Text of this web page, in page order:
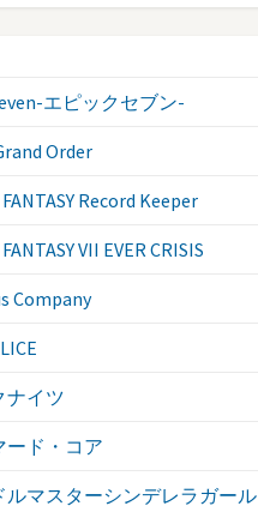
エピックセブン-
Order
Record Keeper
VII EVER CRISIS
Company
ナイツ
ード・コア
ルマスターシンデレラガール